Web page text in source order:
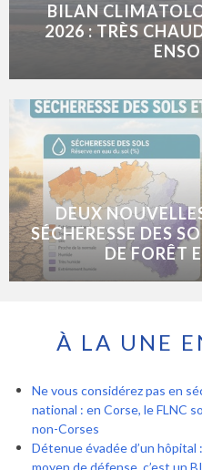
BILAN
2026 : TRÈS
DEUX
SÉCHERESSE DES
DE FORÊT
À LA UNE
Ne vous considérez pas en
national : en Corse, le FLNC
non-Corses
Détenue évadée d’un hôpital